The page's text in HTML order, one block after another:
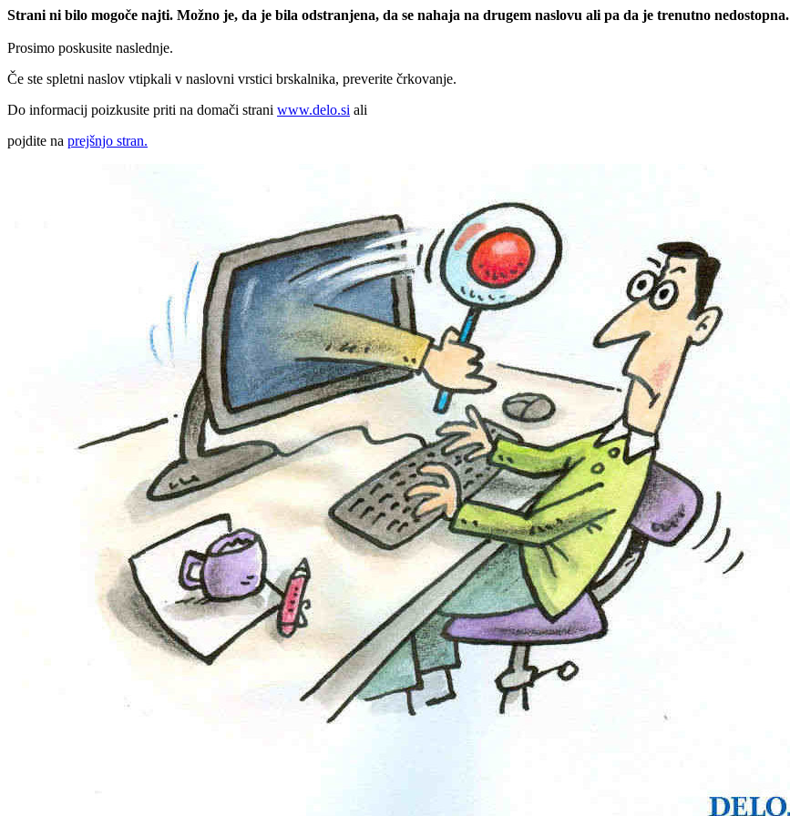
Strani ni bilo mogoče najti. Možno je, da je bila odstranjena, da se nahaja na drugem naslovu ali pa da je trenutno nedostopna.
Prosimo poskusite naslednje.
Če ste spletni naslov vtipkali v naslovni vrstici brskalnika, preverite črkovanje.
Do informacij poizkusite priti na domači strani www.delo.si ali
pojdite na prejšnjo stran.